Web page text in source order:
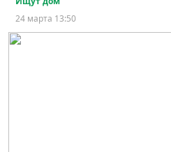
24 марта 13:50